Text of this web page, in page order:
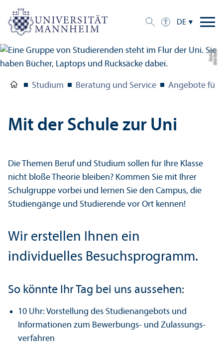
DE
Bil
d:
O
a
n
a
S
z
e
k
el
y
Studium Beratung und Service Angebote für
Mit der Schule zur Uni
Die Themen Beruf und Studium sollen für Ihre Klasse
nicht bloße Theorie bleiben? Kommen Sie mit Ihrer
Schul­gruppe vorbei und lernen Sie den Campus, die
Studien­gänge und Studierende vor Ort kennen!
Wir erstellen Ihnen ein
individuelles Besuchs­programm.
So könnte Ihr Tag bei uns aussehen:
10 Uhr: Vorstellung des Studien­angebots und
Informationen zum Bewerbungs- und Zulassungs­
verfahren